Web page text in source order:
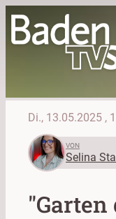
Di., 13.05.2025 ,
VON
Selina
"Garten